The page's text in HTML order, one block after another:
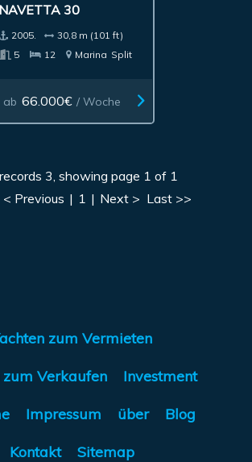
NAVETTA 30
2005.
30,8 m (101 ft)
5
12 Marina Split
ab 66.000€ / Woche
3, showing page 1 of 1
< Previous | 1 | Next > Last >>
zum Vermieten
zum Verkaufen Investment
Impressum über Blog
Kontakt Sitemap